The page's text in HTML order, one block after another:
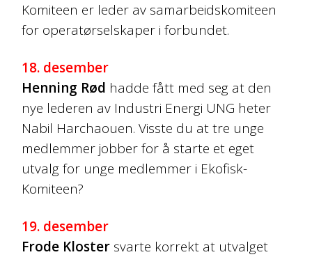
Komiteen er leder av samarbeidskomiteen
for operatørselskaper i forbundet.
18. desember
Henning Rød hadde fått med seg at den
nye lederen av Industri Energi UNG heter
Nabil Harchaouen. Visste du at tre unge
medlemmer jobber for å starte et eget
utvalg for unge medlemmer i Ekofisk-
Komiteen?
19. desember
Frode Kloster svarte korrekt at utvalget